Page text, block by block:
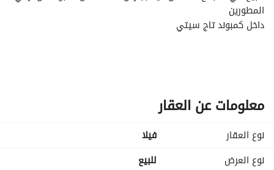
المطورين
داخل كمبوند تاج سيتي
بمقدم ٥٪؜ و اقساط علي ٨ سنين
السعر الاجمالي/23000000
.
المبني 265
الجاردن 250
معلومات عن العقار
نوع العقار
فیلا
نوع العرض
للبيع